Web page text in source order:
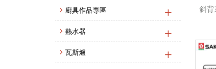
廚具作品專區
熱水器
瓦斯爐
斜背